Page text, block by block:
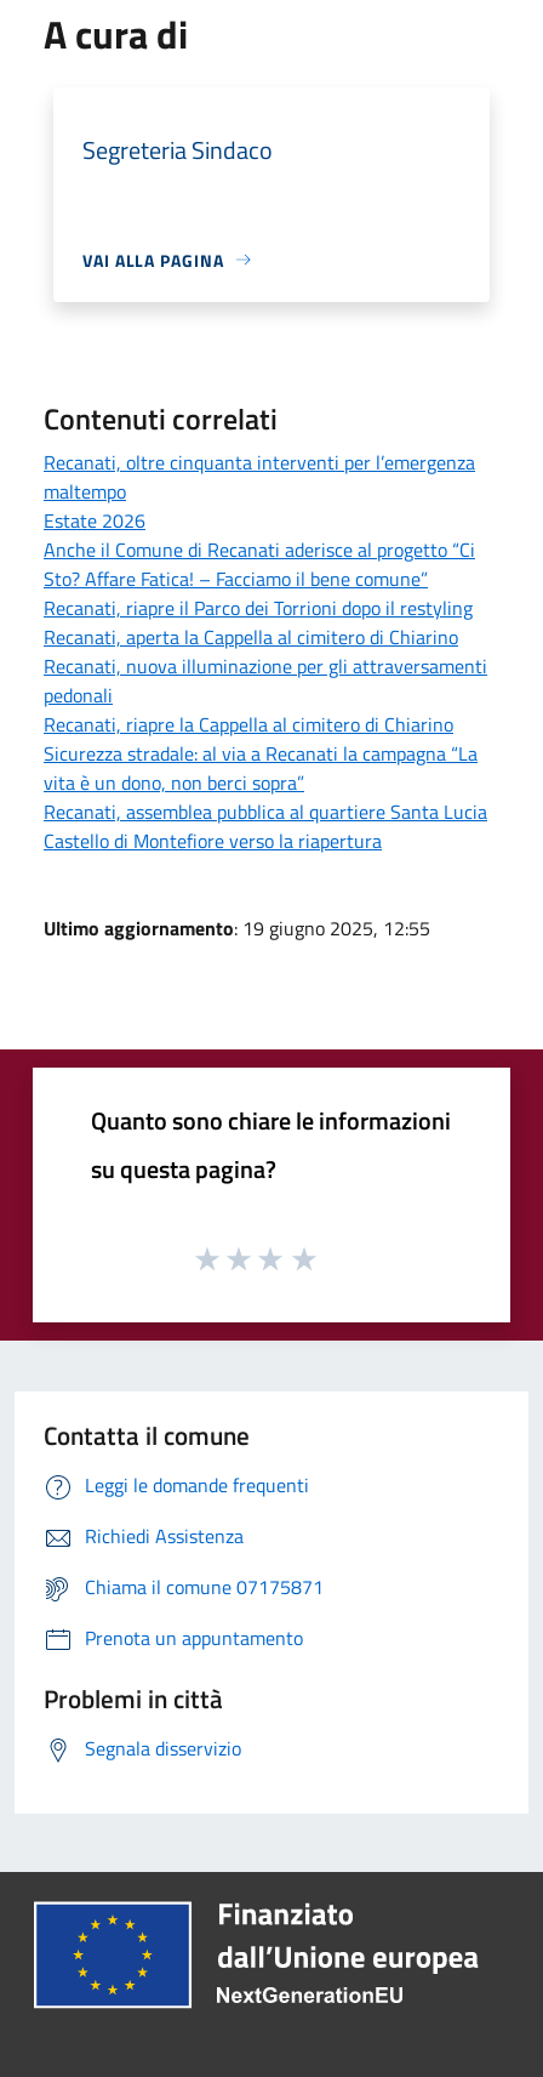
A cura di
Segreteria Sindaco
VAI ALLA PAGINA
Contenuti correlati
Recanati, oltre cinquanta interventi per l’emergenza
maltempo
Estate 2026
Anche il Comune di Recanati aderisce al progetto “Ci
Sto? Affare Fatica! – Facciamo il bene comune”
Recanati, riapre il Parco dei Torrioni dopo il restyling
Recanati, aperta la Cappella al cimitero di Chiarino
Recanati, nuova illuminazione per gli attraversamenti
pedonali
Recanati, riapre la Cappella al cimitero di Chiarino
Sicurezza stradale: al via a Recanati la campagna “La
vita è un dono, non berci sopra”
Recanati, assemblea pubblica al quartiere Santa Lucia
Castello di Montefiore verso la riapertura
Ultimo aggiornamento: 19 giugno 2025, 12:55
Quanto sono chiare le informazioni
su questa pagina?
Contatta il comune
Leggi le domande frequenti
Richiedi Assistenza
Chiama il comune 07175871
Prenota un appuntamento
Problemi in città
Segnala disservizio